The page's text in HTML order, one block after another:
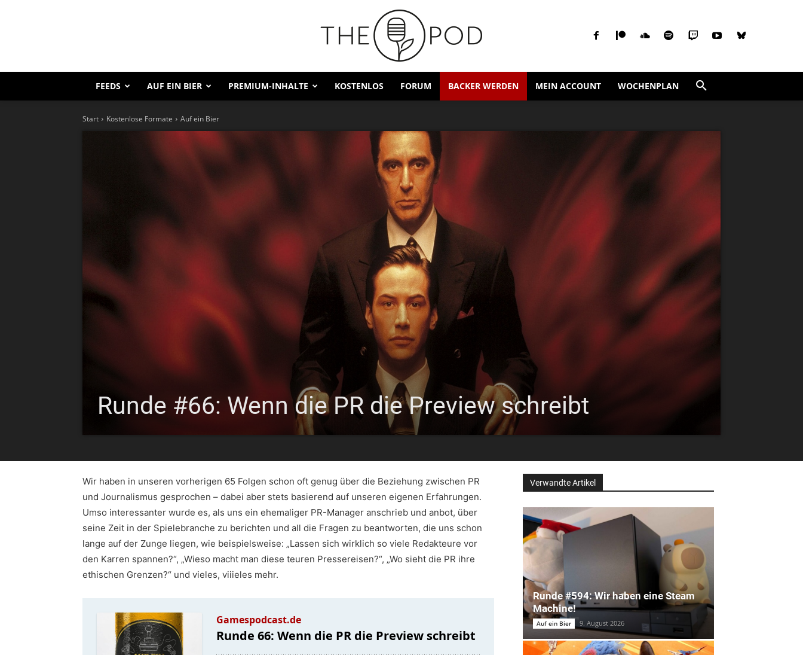
FEEDS AUF EIN BIER PREMIUM-INHALTE KOSTENLOS FORUM BACKER WERDEN MEIN ACCOUNT WOCHENPLAN
Start Kostenlose Formate Auf ein Bier
Runde #66: Wenn die PR die Preview schreibt
Wir haben in unseren vorherigen 65 Folgen schon oft genug über die Beziehung zwischen PR
und Journalismus gesprochen – dabei aber stets basierend auf unseren eigenen Erfahrungen.
Umso interessanter wurde es, als uns ein ehemaliger PR-Manager anschrieb und anbot, über
seine Zeit in der Spielebranche zu berichten und all die Fragen zu beantworten, die uns schon
lange auf der Zunge liegen, wie beispielsweise: „Lassen sich wirklich so viele Redakteure vor
den Karren spannen?“, „Wieso macht man diese teuren Pressereisen?“, „Wo sieht die PR ihre
ethischen Grenzen?“ und vieles, viiieles mehr.
Verwandte Artikel
Runde #594: Wir haben eine Steam
Machine!
Auf ein Bier 9. August 2026